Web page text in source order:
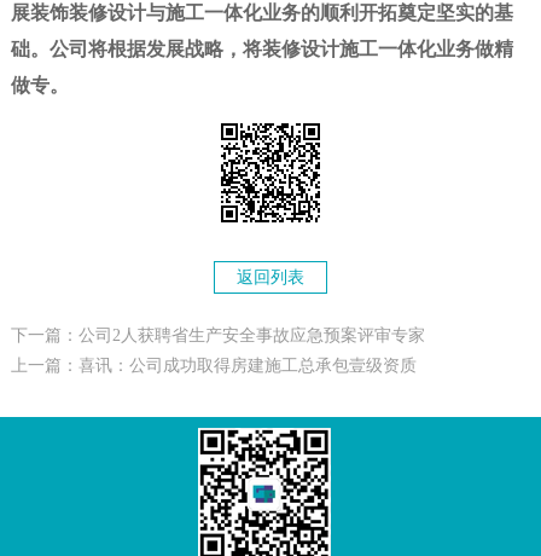
展装饰装修设计与施工一体化业务的顺利开拓奠定坚实的基
础。公司将根据发展战略，将装修设计施工一体化业务做精
做专。
返回列表
下一篇：公司2人获聘省生产安全事故应急预案评审专家
上一篇：喜讯：公司成功取得房建施工总承包壹级资质